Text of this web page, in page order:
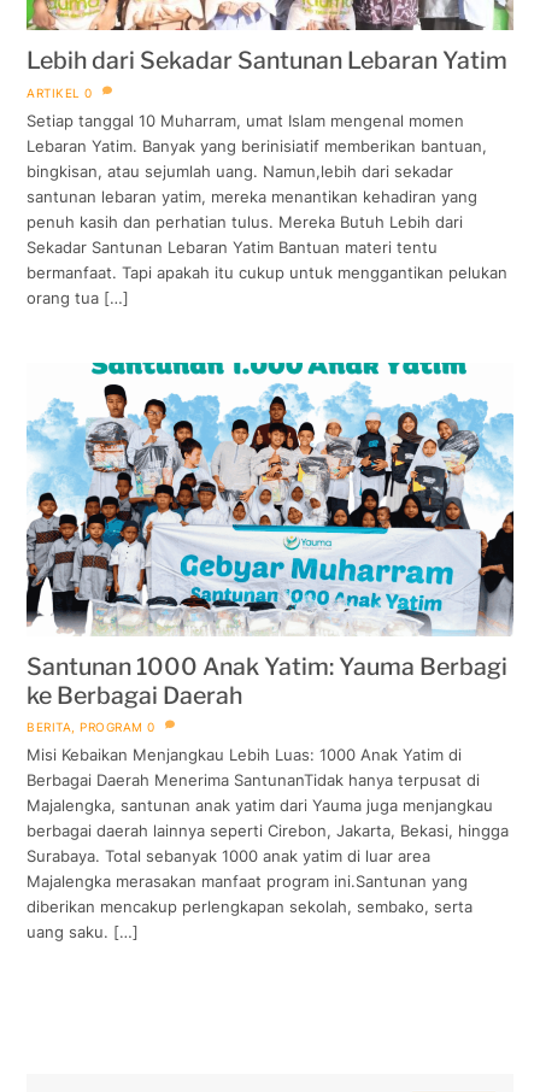
Lebih dari Sekadar Santunan Lebaran Yatim
ARTIKEL 0
Setiap tanggal 10 Muharram, umat Islam mengenal momen
Lebaran Yatim. Banyak yang berinisiatif memberikan bantuan,
bingkisan, atau sejumlah uang. Namun,lebih dari sekadar
santunan lebaran yatim, mereka menantikan kehadiran yang
penuh kasih dan perhatian tulus. Mereka Butuh Lebih dari
Sekadar Santunan Lebaran Yatim Bantuan materi tentu
bermanfaat. Tapi apakah itu cukup untuk menggantikan pelukan
orang tua […]
Santunan 1000 Anak Yatim: Yauma Berbagi
ke Berbagai Daerah
BERITA ,PROGRAM 0
Misi Kebaikan Menjangkau Lebih Luas: 1000 Anak Yatim di
Berbagai Daerah Menerima SantunanTidak hanya terpusat di
Majalengka, santunan anak yatim dari Yauma juga menjangkau
berbagai daerah lainnya seperti Cirebon, Jakarta, Bekasi, hingga
Surabaya. Total sebanyak 1000 anak yatim di luar area
Majalengka merasakan manfaat program ini.Santunan yang
diberikan mencakup perlengkapan sekolah, sembako, serta
uang saku. […]